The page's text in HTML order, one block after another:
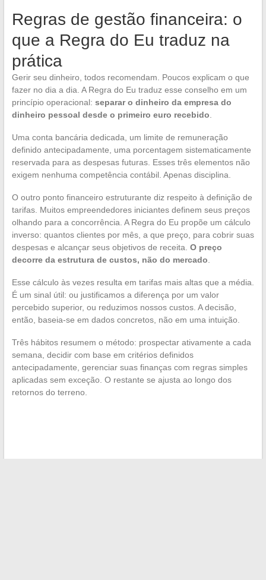
Regras de gestão financeira: o
que a Regra do Eu traduz na
prática
Gerir seu dinheiro, todos recomendam. Poucos explicam o que
fazer no dia a dia. A Regra do Eu traduz esse conselho em um
princípio operacional: separar o dinheiro da empresa do
dinheiro pessoal desde o primeiro euro recebido
Uma conta bancária dedicada, um limite de remuneração
definido antecipadamente, uma porcentagem sistematicamente
reservada para as despesas futuras. Esses três elementos não
exigem nenhuma competência contábil. Apenas disciplina.
O outro ponto financeiro estruturante diz respeito à definição de
tarifas. Muitos empreendedores iniciantes definem seus preços
olhando para a concorrência. A Regra do Eu propõe um cálculo
inverso: quantos clientes por mês, a que preço, para cobrir suas
despesas e alcançar seus objetivos de receita. O preço
decorre da estrutura de custos, não do mercado
Esse cálculo às vezes resulta em tarifas mais altas que a média.
É um sinal útil: ou justificamos a diferença por um valor
percebido superior, ou reduzimos nossos custos. A decisão,
então, baseia-se em dados concretos, não em uma intuição.
Três hábitos resumem o método: prospectar ativamente a cada
semana, decidir com base em critérios definidos
antecipadamente, gerenciar suas finanças com regras simples
aplicadas sem exceção. O restante se ajusta ao longo dos
retornos do terreno.